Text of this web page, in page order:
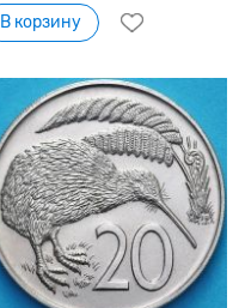
В корзину